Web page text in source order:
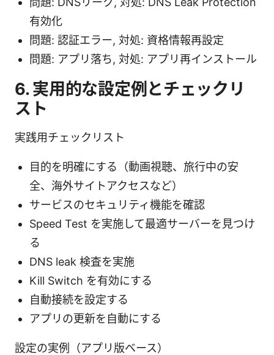
有効化
問題: 認証エラー, 対処: 資格情報再設定
問題: アプリ落ち, 対処: アプリ再インストール
6. 実用的な設定例とチェックリ
スト
実践用チェックリスト
目的を明確にする（動画視聴、旅行中の安
全、海外サイトアクセスなど）
サービスのセキュリティ機能を確認
Speed Test を実施して最適サーバーを見つけ
る
DNS leak 検査を実施
Kill Switch を有効にする
自動接続を設定する
アプリの更新を自動にする
設定の実例（アプリ版ベース）